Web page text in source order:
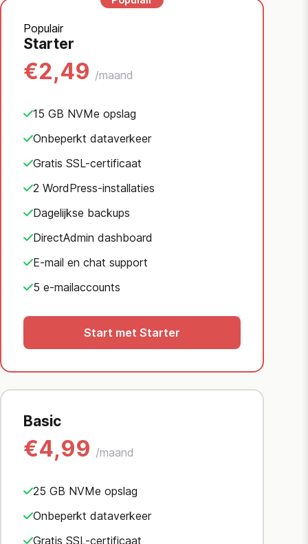
Populair
Starter
€2,49 /maand
15 GB NVMe opslag
Onbeperkt dataverkeer
Gratis SSL-certificaat
2 WordPress-installaties
Dagelijkse backups
DirectAdmin dashboard
E-mail en chat support
5 e-mailaccounts
Start met Starter
Basic
€4,99 /maand
25 GB NVMe opslag
Onbeperkt dataverkeer
Gratis SSL-certificaat